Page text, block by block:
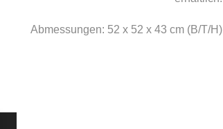
Abmessungen: 52 x 52 x 43 cm (B/T/H)